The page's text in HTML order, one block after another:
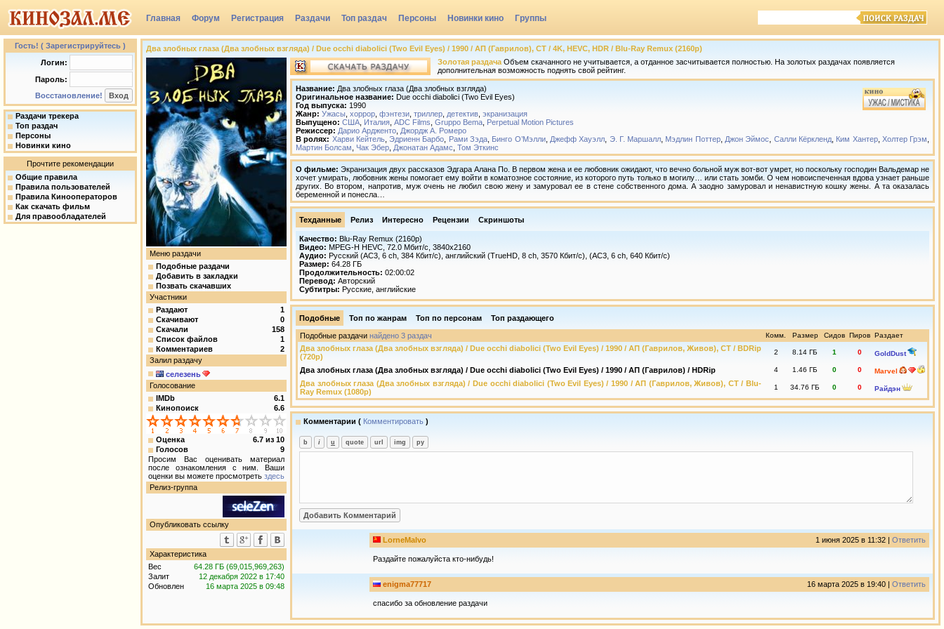
Главная Форум Регистрация Раздачи Топ раздач Персоны Новинки кино Группы
Гость! ( Зарегистрируйтесь )
Логин:
Пароль:
Восстановление!
Раздачи трекера
Топ раздач
Персоны
Новинки кино
Прочтите рекомендации
Общие правила
Правила пользователей
Правила Кинооператоров
Как скачать фильм
Для правообладателей
Два злобных глаза (Два злобных взгляда) / Due occhi diabolici (Two Evil Eyes) / 1990 / АП (Гаврилов), СТ / 4K, HEVC, HDR / Blu-Ray Remux (2160p)
Меню раздачи
Подобные раздачи
Добавить в закладки
Позвать скачавших
Участники
Раздают
1
Скачивают
0
Скачали
158
Список файлов
1
Комментариев
2
Залил раздачу
селезень
Голосование
IMDb
6.1
Кинопоиск
6.6
Оценка 6.7 из 10
Голосов
9
Просим Вас оценивать материал
после ознакомления с ним. Ваши
оценки вы можете просмотреть здесь
Релиз-группа
Опубликовать ссылку
Характеристика
Вес
64.28 ГБ (69,015,969,263)
Залит
12 декабря 2022 в 17:40
Обновлен
16 марта 2025 в 09:48
Золотая раздача Объем скачанного не учитывается, а отданное засчитывается полностью. На золотых раздачах появляется
дополнительная возможность поднять свой рейтинг.
Название: Два злобных глаза (Два злобных взгляда)
Оригинальное название: Due occhi diabolici (Two Evil Eyes)
Год выпуска: 1990
Жанр: Ужасы хоррор фэнтези триллер детектив экранизация
Выпущено: США Италия ADC Films Gruppo Bema Perpetual Motion Pictures
Режиссер: Дарио Ардженто Джордж А. Ромеро
В ролях: Харви Кейтель,Эдриенн Барбо Рами Зэда Бинго О’Мэлли, Джефф Хауэлл Э. Г. Маршалл Мэдлин Поттер, Джон Эймос Салли Кёркленд, Ким Хантер, Холтер Грэм
Мартин Болсам
Чак Эбер Джонатан Адамс Том Эткинс
О фильме: Экранизация двух рассказов Эдгара Алана По. В первом жена и ее любовник ожидают, что вечно больной муж вот-вот умрет, но поскольку господин Вальдемар не
хочет умирать, любовник жены помогает ему войти в коматозное состояние, из которого путь только в могилу… или стать зомби. О чем новоиспеченная вдова узнает раньше
других. Во втором, напротив, муж очень не любил свою жену и замуровал ее в стене собственного дома. А заодно замуровал и ненавистную кошку жены. А та оказалась
беременной и понесла…
Техданные Релиз Интересно Рецензии Скриншоты
Качество: Blu-Ray Remux (2160p)
Видео: MPEG-H HEVC, 72.0 Mбит/с, 3840x2160
Аудио: Русский (AC3, 6 ch, 384 Кбит/с), английский (TrueHD, 8 ch, 3570 Кбит/с), (AC3, 6 ch, 640 Кбит/с)
Размер: 64.28 ГБ
Продолжительность: 02:00:02
Перевод: Авторский
Субтитры: Русские, английские
Подобные Топ по жанрам Топ по персонам Топ раздающего
Подобные раздачи найдено 3 раздач Комм. Размер Сидов Пиров Раздает
Два злобных глаза (Два злобных взгляда) / Due occhi diabolici (Two Evil Eyes) / 1990 / АП (Гаврилов, Живов), СТ / BDRip
(720p)
2 8.14 ГБ 1 0 GoldDust
Два злобных глаза (Два злобных взгляда) / Due occhi diabolici (Two Evil Eyes) / 1990 / АП (Гаврилов) / HDRip 4 1.46 ГБ 0 0 Marvel
Два злобных глаза (Два злобных взгляда) / Due occhi diabolici (Two Evil Eyes) / 1990 / АП (Гаврилов, Живов), СТ / Blu-
Ray Remux (1080p)
1 34.76 ГБ 0 0 Райдэн
Комментарии ( Комментировать )
LorneMalvo 1 июня 2025 в 11:32 | Ответить
Раздайте пожалуйста кто-нибудь!
enigma77717 16 марта 2025 в 19:40 | Ответить
спасибо за обновление раздачи